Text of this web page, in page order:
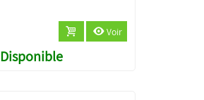
Voir
Disponible